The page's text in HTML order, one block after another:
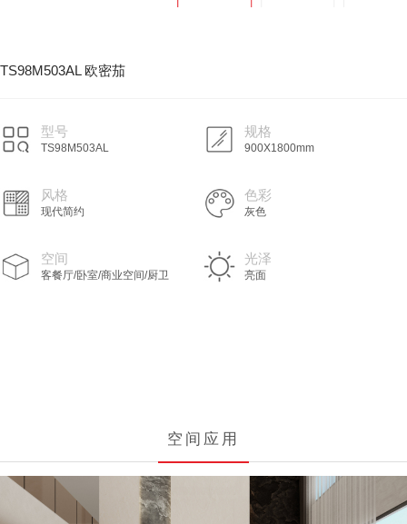
TS98M503AL 欧密茄
型号
TS98M503AL
规格
900X1800mm
风格
现代简约
色彩
灰色
空间
客餐厅/卧室/商业空间/厨卫
光泽
亮面
空间应用